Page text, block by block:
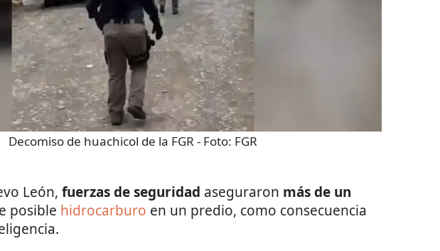
Decomiso de huachicol de la FGR - Foto: FGR
León, fuerzas de seguridad aseguraron más de un
posible hidrocarburo en un predio, como consecuencia